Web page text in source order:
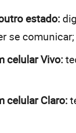
estado:
se comunicar;
celular Vivo:
celular Claro: